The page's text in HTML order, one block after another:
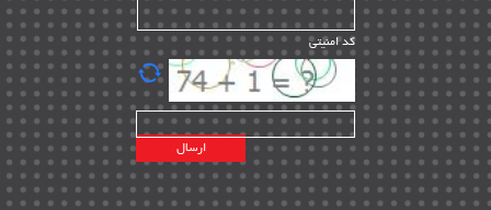
تأمین کالا | ۱۳
EPC | ۲۰
پیمانکاران بین المللی | ۸
اطلاعات انرژی کشورها | ۱۴
پروژه های خارجی | ۱۵
نقشه های نفت و گاز خارجی | ۱۰
کد امنیتی